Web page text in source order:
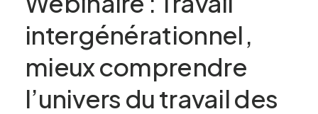
intergénérationnel ,
mieux comprendre
l’univers du travail des